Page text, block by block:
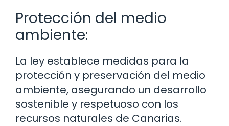
Protección del medio
ambiente:
La ley establece medidas para la
protección y preservación del medio
ambiente, asegurando un desarrollo
sostenible y respetuoso con los
recursos naturales de Canarias.